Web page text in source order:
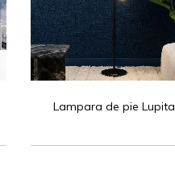
Lampara de pie Lupita